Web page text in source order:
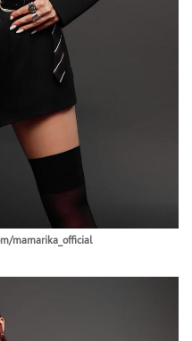
mamarika_official